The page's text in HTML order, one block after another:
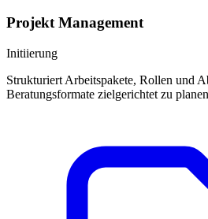
Projekt Management
Initiierung
Strukturiert Arbeitspakete, Rollen und
Beratungsformate zielgerichtet zu